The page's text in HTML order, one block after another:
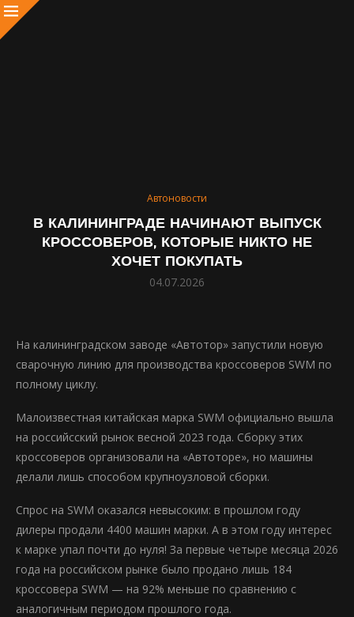
Автоновости
В КАЛИНИНГРАДЕ НАЧИНАЮТ ВЫПУСК
КРОССОВЕРОВ, КОТОРЫЕ НИКТО НЕ
ХОЧЕТ ПОКУПАТЬ
04.07.2026
На калининградском заводе «Автотор» запустили новую
сварочную линию для производства кроссоверов SWM по
полному циклу.
Малоизвестная китайская марка SWM официально вышла
на российсский рынок весной 2023 года. Сборку этих
кроссоверов организовали на «Автоторе», но машины
делали лишь способом крупноузловой сборки.
Спрос на SWM оказался невысоким: в прошлом году
дилеры продали 4400 машин марки. А в этом году интерес
к марке упал почти до нуля! За первые четыре месяца 2026
года на российском рынке было продано лишь 184
кроссовера SWM — на 92% меньше по сравнению с
аналогичным периодом прошлого года.